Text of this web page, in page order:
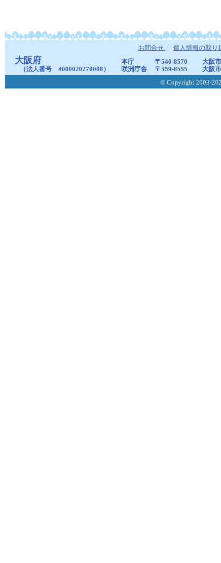
お問合せ 個人情報の取り
大阪府
（法人番号 4000020270008）
本庁 〒540-8570
大阪
咲洲庁舎
〒559-8555
大阪
© Copyright 2003-